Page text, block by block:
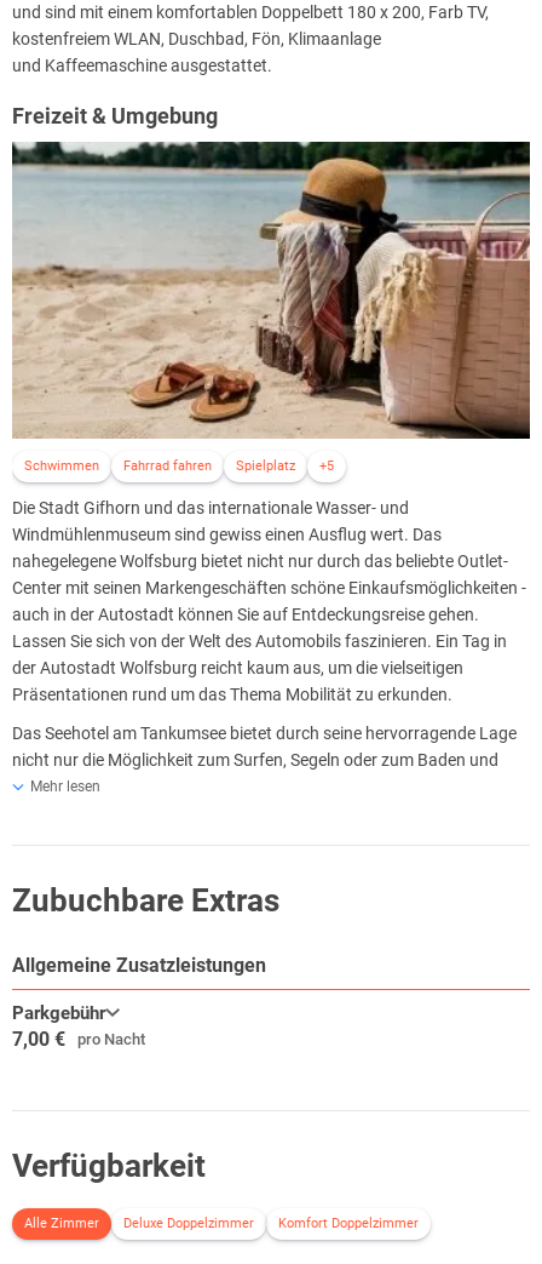
und sind mit einem komfortablen Doppelbett 180 x 200, Farb TV,
kostenfreiem WLAN, Duschbad, Fön, Klimaanlage
und Kaffeemaschine ausgestattet.
Freizeit & Umgebung
Schwimmen Fahrrad fahren Spielplatz +5
Die Stadt Gifhorn und das internationale Wasser- und
Windmühlenmuseum sind gewiss einen Ausflug wert. Das
nahegelegene Wolfsburg bietet nicht nur durch das beliebte Outlet-
Center mit seinen Markengeschäften schöne Einkaufsmöglichkeiten -
auch in der Autostadt können Sie auf Entdeckungsreise gehen.
Lassen Sie sich von der Welt des Automobils faszinieren. Ein Tag in
der Autostadt Wolfsburg reicht kaum aus, um die vielseitigen
Präsentationen rund um das Thema Mobilität zu erkunden.
Das Seehotel am Tankumsee bietet durch seine hervorragende Lage
nicht nur die Möglichkeit zum Surfen, Segeln oder zum Baden und
Entspannen am langen Sandstrand. Eingebettet in die südlichste
unberührter Natur ein. Ausgedehnte Radwege lassen Ausflüge zu
Das von der internationalen Architektin Zaha Hadid erschaffene
Wissenschaftsmuseum Phaeno, mit seiner Experimentierlandschaft,
lässt einen Familienausflug zum Erlebnis werden. Das bekannte
Kunstmuseum Wolfsburg bietet für Kunstinteressierte sehenswerte
Mehr lesen
Zubuchbare Extras
Allgemeine Zusatzleistungen
Parkgebühr
7,00 € pro Nacht
Verfügbarkeit
Alle Zimmer Deluxe Doppelzimmer Komfort Doppelzimmer